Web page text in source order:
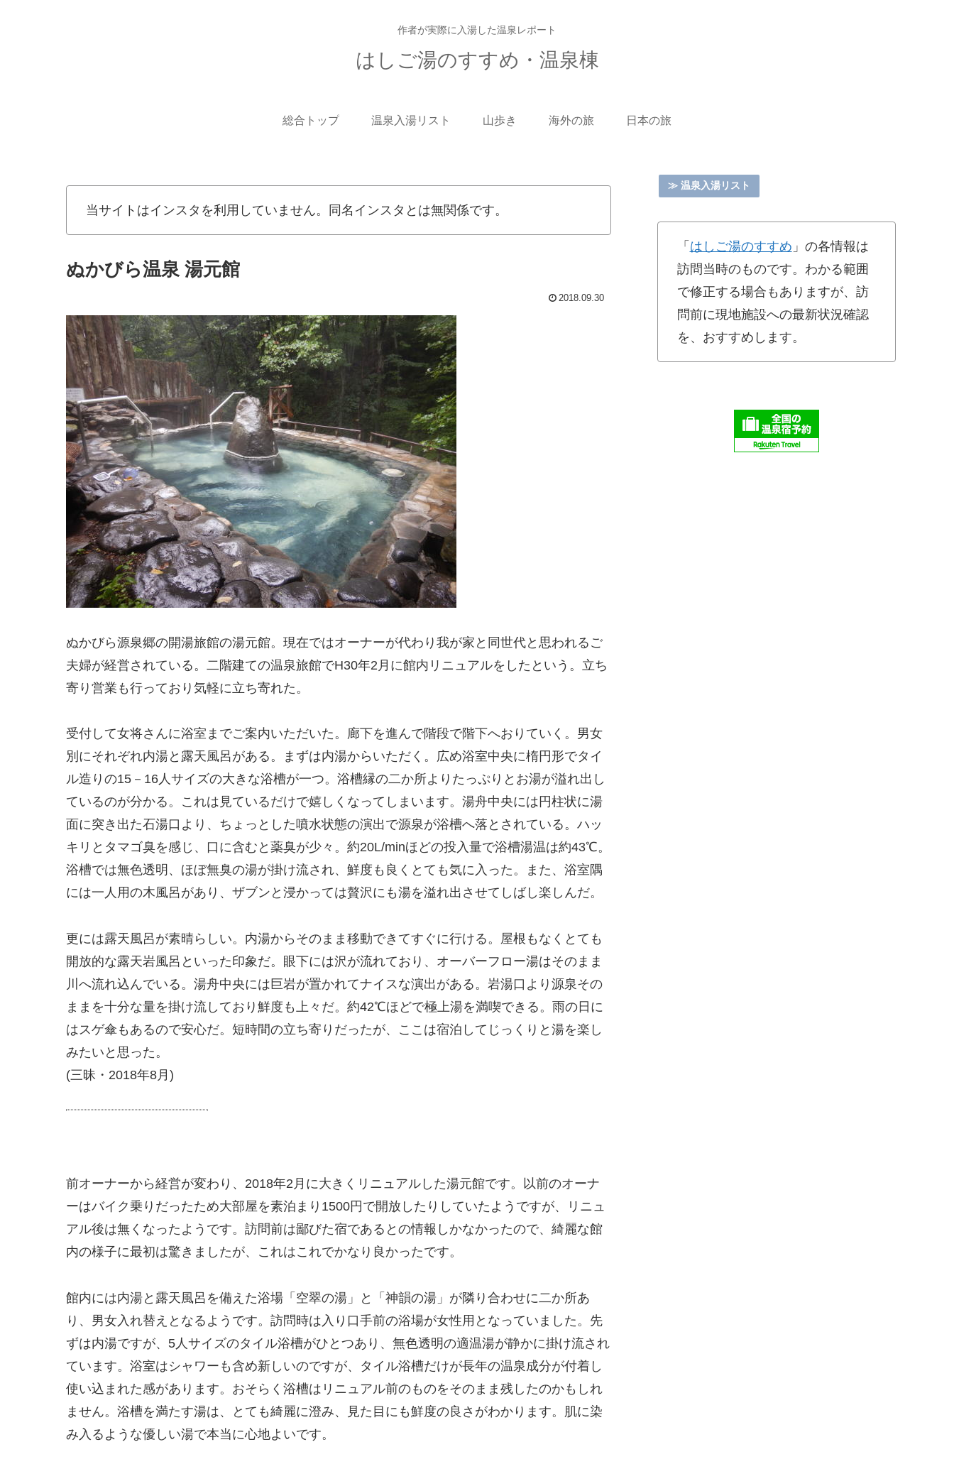
作者が実際に入湯した温泉レポート
はしご湯のすすめ・温泉棟
総合トップ 温泉入湯リスト 山歩き 海外の旅 日本の旅
当サイトはインスタを利用していません。同名インスタとは無関係です。
ぬかびら温泉 湯元館
2018.09.30
ぬかびら源泉郷の開湯旅館の湯元館。現在ではオーナーが代わり我が家と同世代と思われるご
夫婦が経営されている。二階建ての温泉旅館でH30年2月に館内リニュアルをしたという。立ち
寄り営業も行っており気軽に立ち寄れた。
受付して女将さんに浴室までご案内いただいた。廊下を進んで階段で階下へおりていく。男女
別にそれぞれ内湯と露天風呂がある。まずは内湯からいただく。広め浴室中央に楕円形でタイ
ル造りの15－16人サイズの大きな浴槽が一つ。浴槽縁の二か所よりたっぷりとお湯が溢れ出し
ているのが分かる。これは見ているだけで嬉しくなってしまいます。湯舟中央には円柱状に湯
面に突き出た石湯口より、ちょっとした噴水状態の演出で源泉が浴槽へ落とされている。ハッ
キリとタマゴ臭を感じ、口に含むと薬臭が少々。約20L/minほどの投入量で浴槽湯温は約43℃。
浴槽では無色透明、ほぼ無臭の湯が掛け流され、鮮度も良くとても気に入った。また、浴室隅
には一人用の木風呂があり、ザブンと浸かっては贅沢にも湯を溢れ出させてしばし楽しんだ。
更には露天風呂が素晴らしい。内湯からそのまま移動できてすぐに行ける。屋根もなくとても
開放的な露天岩風呂といった印象だ。眼下には沢が流れており、オーバーフロー湯はそのまま
川へ流れ込んでいる。湯舟中央には巨岩が置かれてナイスな演出がある。岩湯口より源泉その
ままを十分な量を掛け流しており鮮度も上々だ。約42℃ほどで極上湯を満喫できる。雨の日に
はスゲ傘もあるので安心だ。短時間の立ち寄りだったが、ここは宿泊してじっくりと湯を楽し
みたいと思った。
(三昧・2018年8月)
前オーナーから経営が変わり、2018年2月に大きくリニュアルした湯元館です。以前のオーナ
ーはバイク乗りだったため大部屋を素泊まり1500円で開放したりしていたようですが、リニュ
アル後は無くなったようです。訪問前は鄙びた宿であるとの情報しかなかったので、綺麗な館
内の様子に最初は驚きましたが、これはこれでかなり良かったです。
館内には内湯と露天風呂を備えた浴場「空翠の湯」と「神韻の湯」が隣り合わせに二か所あ
り、男女入れ替えとなるようです。訪問時は入り口手前の浴場が女性用となっていました。先
ずは内湯ですが、5人サイズのタイル浴槽がひとつあり、無色透明の適温湯が静かに掛け流され
ています。浴室はシャワーも含め新しいのですが、タイル浴槽だけが長年の温泉成分が付着し
使い込まれた感があります。おそらく浴槽はリニュアル前のものをそのまま残したのかもしれ
ません。浴槽を満たす湯は、とても綺麗に澄み、見た目にも鮮度の良さがわかります。肌に染
み入るような優しい湯で本当に心地よいです。
≫ 温泉入湯リスト
「 はしご湯のすすめ 」の各情報は
訪問当時のものです。わかる範囲
で修正する場合もありますが、訪
問前に現地施設への最新状況確認
を、おすすめします。